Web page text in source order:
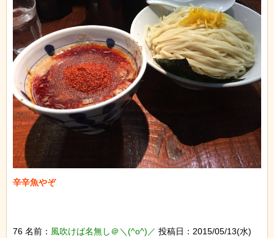
辛辛魚やぞ
76 名前： 風吹けば名無し＠＼(^o^)／ 投稿日：2015/05/13(水)